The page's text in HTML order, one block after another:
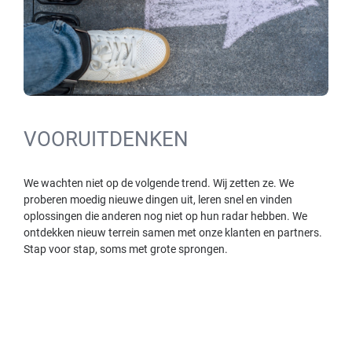
VOORUITDENKEN
We wachten niet op de volgende trend. Wij zetten ze. We
proberen moedig nieuwe dingen uit, leren snel en vinden
oplossingen die anderen nog niet op hun radar hebben. We
ontdekken nieuw terrein samen met onze klanten en partners.
Stap voor stap, soms met grote sprongen.